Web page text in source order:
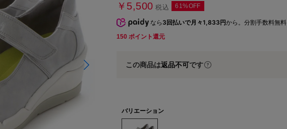
￥5,500 税込 61%OFF
なら 3回払いで月々1,833円から。分割手数料無料
150 ポイント還元
この商品は返品不可です
バリエーション